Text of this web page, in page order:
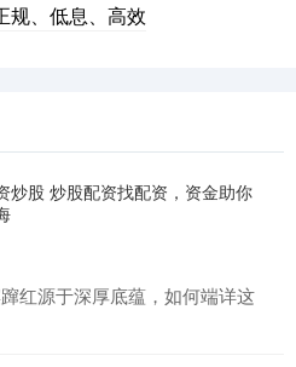
规、低息、高效
炒股 炒股配资找配资，资金助你
红源于深厚底蕴，如何端详这